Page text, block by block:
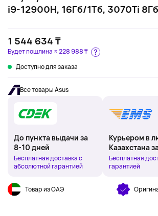
i9-12900H, 16Гб/1Тб, 3070Ti
1 544 634 ₸
Доступно для заказа
Будет пошлина ≈228 988 ₸
Все товары Asus
До пункта выдачи за
8-10 дней
Бесплатная доставка с
абсолютной гарантией
Курьером в
Казахстана
Бесплатная
гарантией
Товар из ОАЭ